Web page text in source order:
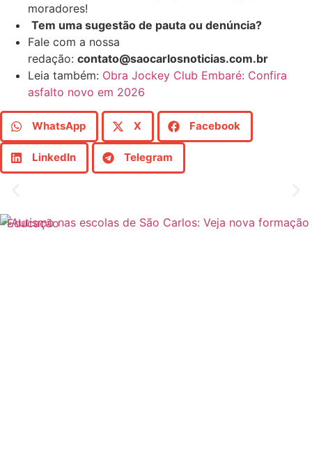
moradores!
Tem uma sugestão de pauta ou denúncia?
Fale com a nossa
redação: contato@saocarlosnoticias.com.br
Leia também: Obra Jockey Club Embaré: Confira
asfalto novo em 2026
WhatsApp X Facebook
LinkedIn Telegram
Educação